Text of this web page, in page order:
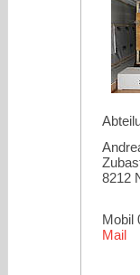
8212
Mobil
Mail